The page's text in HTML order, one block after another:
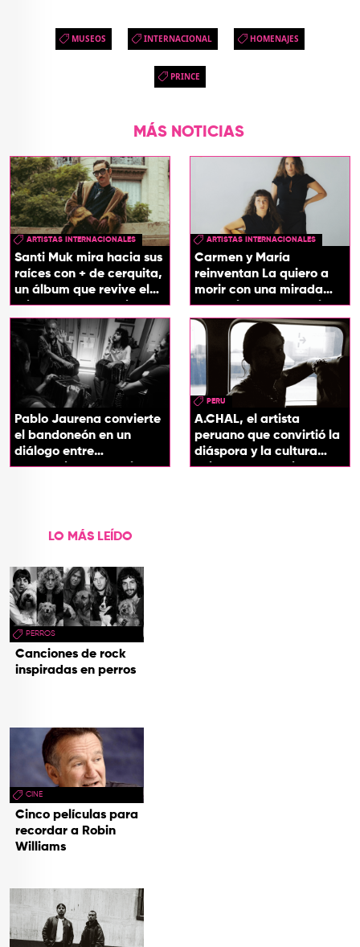
MUSEOS INTERNACIONAL HOMENAJES
PRINCE
MÁS NOTICIAS
ARTISTAS INTERNACIONALES
Santi Muk mira hacia sus
raíces con + de cerquita,
un álbum que revive el
origen de sus canciones
ARTISTAS INTERNACIONALES
Carmen y María
reinventan La quiero a
morir con una mirada
entre el flamenco y el
soul
Pablo Jaurena convierte
el bandoneón en un
diálogo entre
generaciones con el
PERU
A.CHAL, el artista
peruano que convirtió la
diáspora y la cultura
chicha en su sonido
LO MÁS LEÍDO
PERROS
Canciones de rock
inspiradas en perros
CINE
Cinco películas para
recordar a Robin
Williams